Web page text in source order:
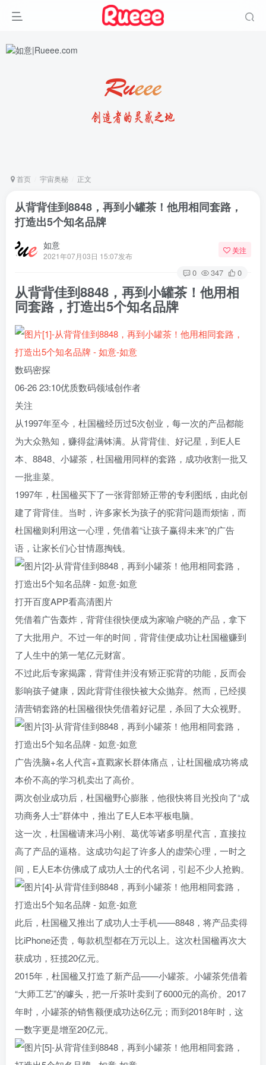
首页 宇宙奥秘 正文
从背背佳到8848，再到小罐茶！他用相同套路，
打造出5个知名品牌
如意
2021年07月03日 15:07发布
关注
0 347 0
从背背佳到8848，再到小罐茶！他用相
同套路，打造出5个知名品牌
数码密探
06-26 23:10优质数码领域创作者
关注
从1997年至今，杜国楹经历过5次创业，每一次的产品都能
为大众熟知，赚得盆满钵满。从背背佳、好记星，到E人E
本、8848、小罐茶，杜国楹用同样的套路，成功收割一批又
一批韭菜。
1997年，杜国楹买下了一张背部矫正带的专利图纸，由此创
建了背背佳。 当时，许多家长为孩子的驼背问题而烦恼，而
杜国楹则利用这一心理，凭借着“让孩子赢得未来”的广告
语，让家长们心甘情愿掏钱。
打开百度APP看高清图片
凭借着广告轰炸，背背佳很快便成为家喻户晓的产品，拿下
了大批用户。不过一年的时间，背背佳便成功让杜国楹赚到
了人生中的第一笔亿元财富。
不过此后专家揭露，背背佳并没有矫正驼背的功能，反而会
影响孩子健康，因此背背佳很快被大众抛弃。然而，已经摸
清营销套路的杜国楹很快凭借着好记星，杀回了大众视野。
广告洗脑+名人代言+直戳家长群体痛点，让杜国楹成功将成
本价不高的学习机卖出了高价。
两次创业成功后，杜国楹野心膨胀，他很快将目光投向了“成
功商务人士”群体中，推出了E人E本平板电脑。
这一次，杜国楹请来冯小刚、葛优等诸多明星代言，直接拉
高了产品的逼格。这成功勾起了许多人的虚荣心理，一时之
间，E人E本仿佛成了成功人士的代名词，引起不少人抢购。
此后，杜国楹又推出了成功人士手机——8848，将产品卖得
比iPhone还贵，每款机型都在万元以上。这次杜国楹再次大
获成功，狂揽20亿元。
2015年，杜国楹又打造了新产品——小罐茶。小罐茶凭借着
“大师工艺”的噱头，把一斤茶叶卖到了6000元的高价。 2017
年时，小罐茶的销售额便成功达6亿元；而到2018年时，这
一数字更是增至20亿元。